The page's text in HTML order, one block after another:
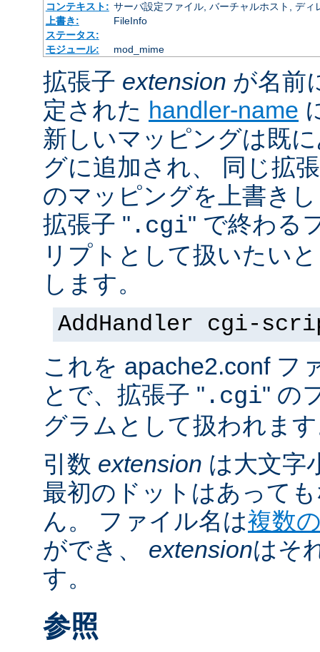
コンテキスト: サーバ設定ファイル, バーチャルホスト, ディ
上書き:
FileInfo
ステータス:
モジュール:
mod_mime
拡張子 extension が名前
定された handler-name
新しいマッピングは既
グに追加され、 同じ拡
のマッピングを上書き
拡張子 " .cgi" で終わる
リプトとして扱いたい
します。
AddHandler cgi-
これを apache2.conf フ
とで、拡張子 " .cgi" の
グラムとして扱われま
引数 extension は大文字
最初のドットはあって
ん。 ファイル名は複数
ができ、 extensionはそ
す。
参照